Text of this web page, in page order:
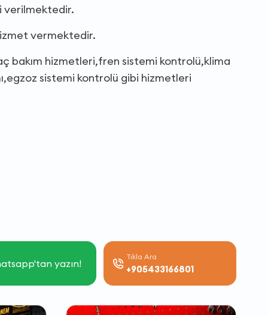
verilmektedir.
vermektedir.
bakım hizmetleri,fren sistemi kontrolü,klima
sistemi kontrolü gibi hizmetleri
yazın!
Tıkla Ara
+905433166801